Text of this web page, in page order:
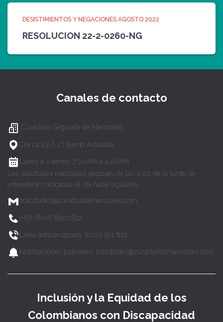
DESISTIMIENTOS Y NEGACIONES AGOSTO 2022
RESOLUCION 22-2-0260-NG
Canales de contacto
Curaduría Segunda de Manizales
Cra 24 53 A 27 Barrio Arboleda
Lunes a Viernes, 7:00AM a 4:00PM
Las solicitudes realizadas después de las 4:00 de la tarde, se
entenderán radicadas el día hábil siguiente.
solicitudes@curaduria2manizales.com
(+57) (606) 8900812
Línea anticorrupción: 8000 911 616
Notificaciones judiciales: solicitudes@curaduria2manizales.com
Inclusión y la Equidad de los
Colombianos con Discapacidad